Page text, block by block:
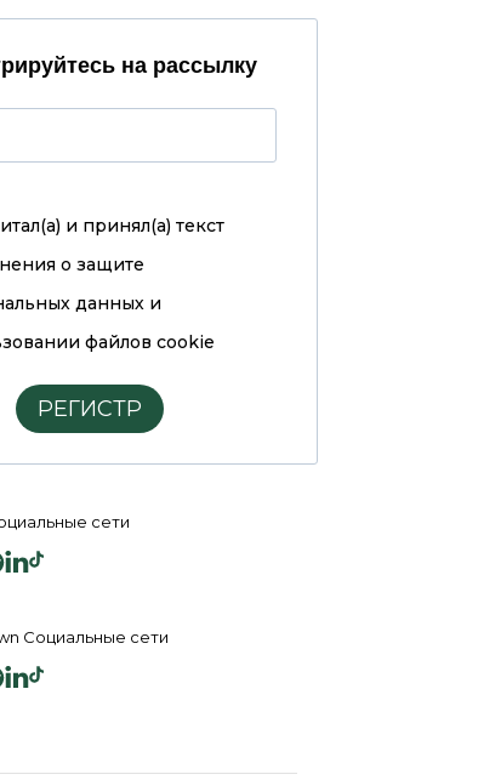
на рассылку
и принял(а)текст
о защите
данных и
файлов cookie
РЕГИСТР
сети
Социальные сети